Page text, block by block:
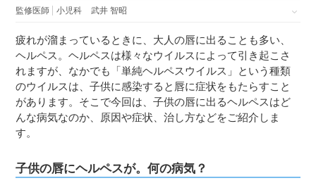
妊娠初期
妊娠中期
妊娠後期
出産
０歳児
監修医師 小児科 武井 智昭
疲れが溜まっているときに、大人の唇に出ることも多い、
ヘルペス。ヘルペスは様々なウイルスによって引き起こさ
れますが、なかでも「単純ヘルペスウイルス」という種類
のウイルスは、子供に感染すると唇に症状をもたらすこと
があります。そこで今回は、子供の唇に出るヘルペスはど
んな病気なのか、原因や症状、治し方などをご紹介しま
す。
子供の唇にヘルペスが。何の病気？